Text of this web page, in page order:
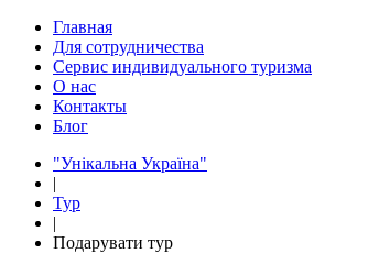
Главная
Для сотрудничества
Сервис индивидуального туризма
О нас
Контакты
Блог
"Унікальна Україна"
|
Тур
|
Подарувати тур